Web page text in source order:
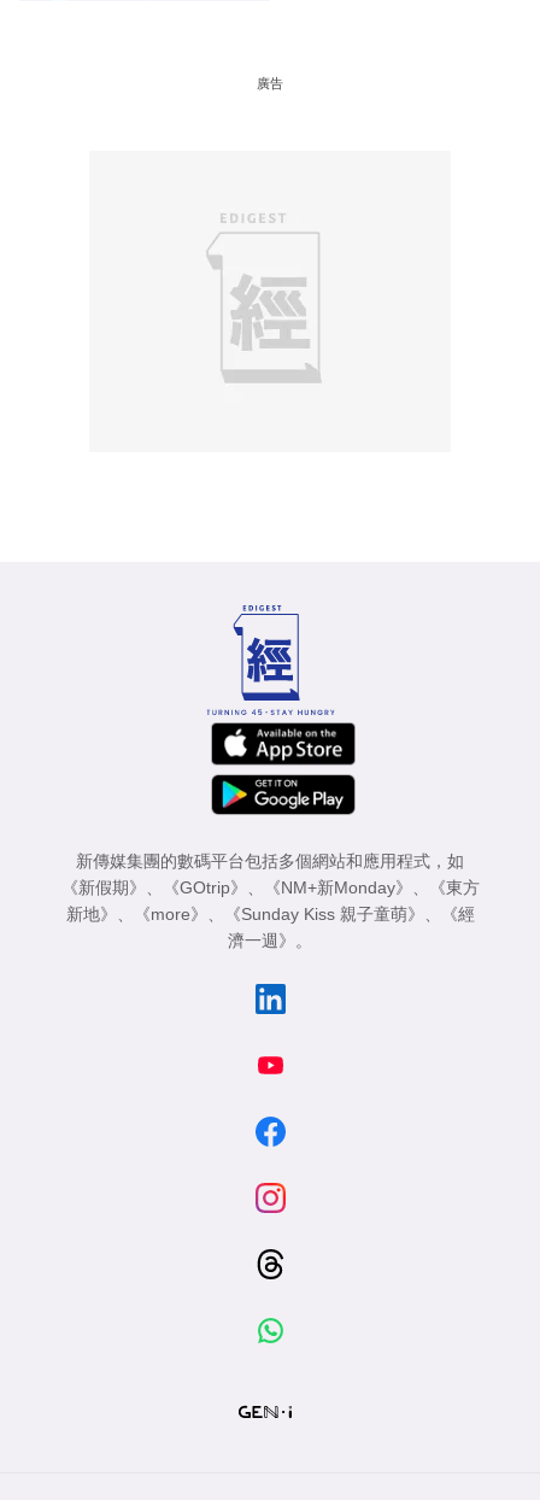
廣告
新傳媒集團的數碼平台包括多個網站和應用程式，如
《新假期》
《GOtrip》 《NM+新Monday》
《東方
新地》
《more》 《Sunday Kiss 親子童萌》
《經
濟一週》
。